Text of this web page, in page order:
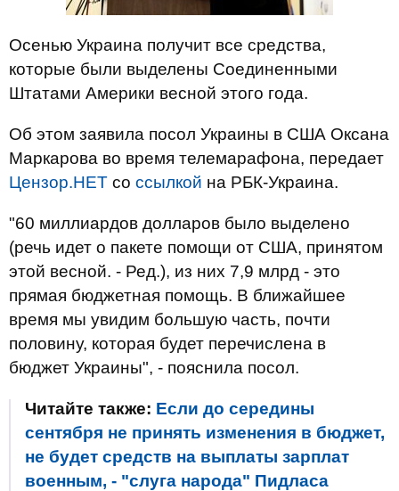
Осенью Украина получит все средства,
которые были выделены Соединенными
Штатами Америки весной этого года.
Об этом заявила посол Украины в США Оксана
Маркарова во время телемарафона, передает
Цензор.НЕТ со ссылкой на РБК-Украина.
"60 миллиардов долларов было выделено
(речь идет о пакете помощи от США, принятом
этой весной. - Ред.), из них 7,9 млрд - это
прямая бюджетная помощь. В ближайшее
время мы увидим большую часть, почти
половину, которая будет перечислена в
бюджет Украины", - пояснила посол.
Читайте также: Если до середины
сентября не принять изменения в бюджет,
не будет средств на выплаты зарплат
военным, - "слуга народа" Пидласа